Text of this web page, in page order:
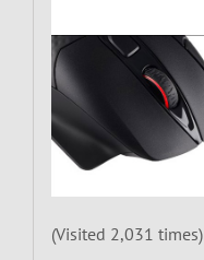
(Visited 2,031 times)